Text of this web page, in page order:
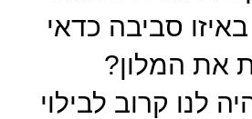
סביבה כדאי
את המלון?
לנו קרוב לבילוי